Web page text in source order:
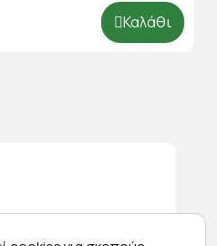
Καλάθι